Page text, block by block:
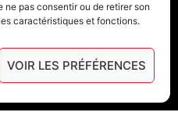
pas consentir ou de retirer son
caractéristiques et fonctions.
VOIR LES PRÉFÉRENCES